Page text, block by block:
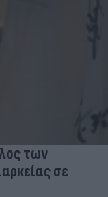
των
σε